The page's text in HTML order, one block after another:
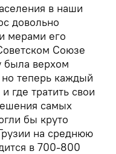
в наши
довольно
мерами его
Союзе
была верхом
но теперь каждый
где тратить свои
самых
бы круто
на среднюю
в 700-800